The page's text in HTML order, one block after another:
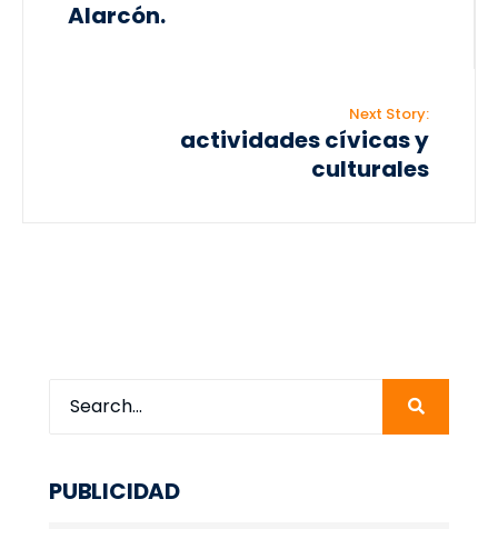
Alarcón.
Next Story:
actividades cívicas y
culturales
PUBLICIDAD